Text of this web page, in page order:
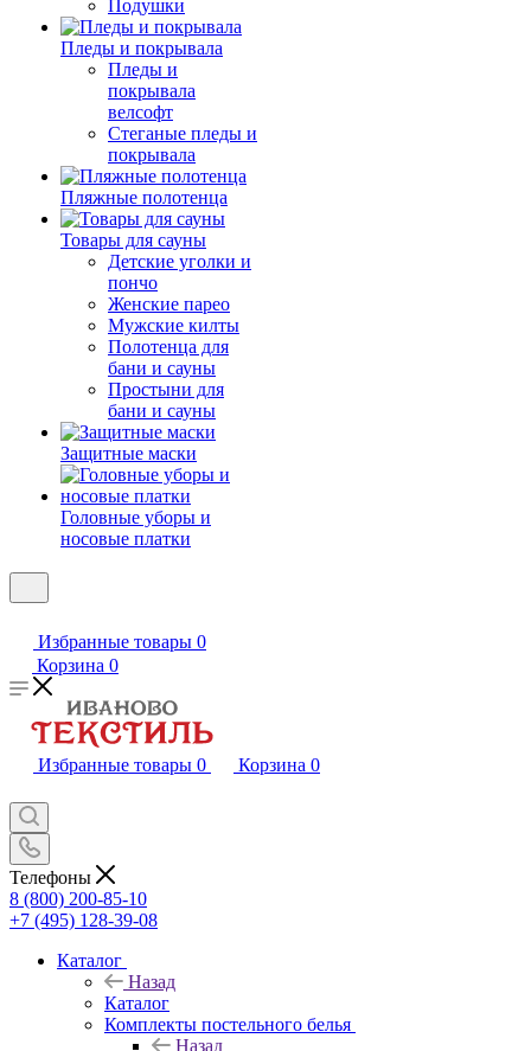
Подушки
Пледы и покрывала
Пледы и
покрывала
велсофт
Стеганые пледы и
покрывала
Пляжные полотенца
Товары для сауны
Детские уголки и
пончо
Женские парео
Мужские килты
Полотенца для
бани и сауны
Простыни для
бани и сауны
Защитные маски
Головные уборы и
носовые платки
Избранные товары 0
Корзина 0
Избранные товары 0 Корзина 0
Телефоны
8 (800) 200-85-10
+7 (495) 128-39-08
Каталог
Назад
Каталог
Комплекты постельного белья
Назад